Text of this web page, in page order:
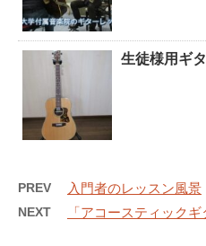
生徒様用ギ
PREV 入門者のレッスン風景
NEXT 「アコースティックギ